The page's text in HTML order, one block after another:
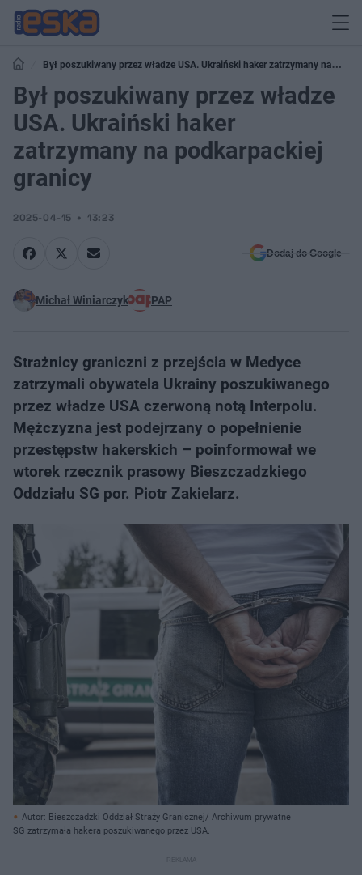
Był poszukiwany przez władze USA. Ukraiński haker zatrzymany na
podkarpackiej granicy
Był poszukiwany przez władze
USA. Ukraiński haker
zatrzymany na podkarpackiej
granicy
2025-04-15 13:23
Dodaj do Google
Michał Winiarczyk PAP
Strażnicy graniczni z przejścia w Medyce
zatrzymali obywatela Ukrainy poszukiwanego
przez władze USA czerwoną notą Interpolu.
Mężczyzna jest podejrzany o popełnienie
przestępstw hakerskich – poinformował we
wtorek rzecznik prasowy Bieszczadzkiego
Oddziału SG por. Piotr Zakielarz.
Autor: Bieszczadzki Oddział Straży Granicznej/ Archiwum prywatne
SG zatrzymała hakera poszukiwanego przez USA.